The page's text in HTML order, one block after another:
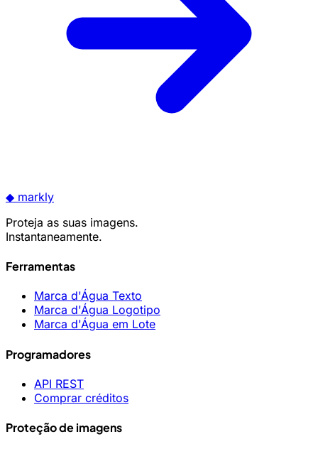
◆ markly
Proteja as suas imagens.
Instantaneamente.
Ferramentas
Marca d'Água Texto
Marca d'Água Logotipo
Marca d'Água em Lote
Programadores
API REST
Comprar créditos
Proteção de imagens